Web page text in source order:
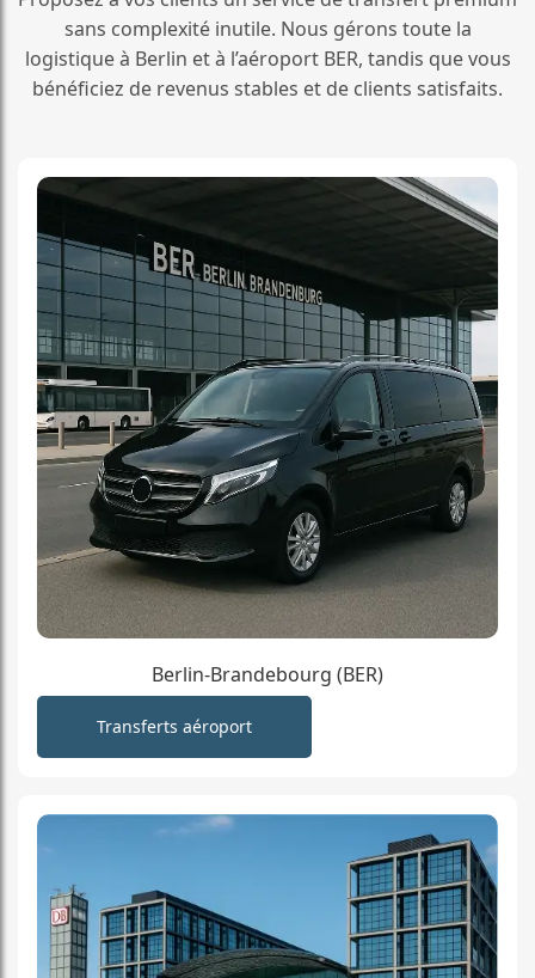
sans complexité inutile. Nous gérons toute la
logistique à Berlin et à l’aéroport BER, tandis que vous
bénéficiez de revenus stables et de clients satisfaits.
Berlin-Brandebourg (BER)
Transferts aéroport